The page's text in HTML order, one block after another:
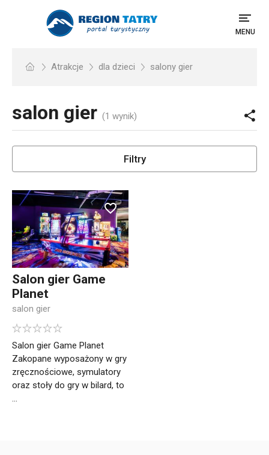
MENU
Atrakcje dla dzieci salony gier
salon gier (1 wynik)
Filtry
Salon gier Game
Planet
salon gier
Salon gier Game Planet
Zakopane wyposażony w gry
zręcznościowe, symulatory
oraz stoły do gry w bilard, to
...